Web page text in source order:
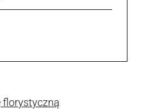
florystyczną